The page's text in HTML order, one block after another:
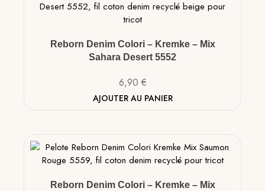
Reborn Denim Colori – Kremke – Mix
Sahara Desert 5552
6,90 €
AJOUTER AU PANIER
Reborn Denim Colori – Kremke – Mix